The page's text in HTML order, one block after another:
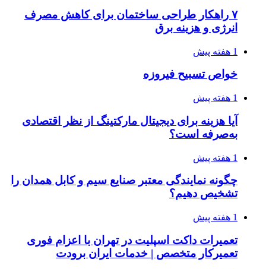
۷ راهکار طراحی ساختمان برای کاهش مصرف
انرژی و هزینه برق
1 هفته پیش
خواص تسبیح فیروزه
1 هفته پیش
آیا هزینه برای دیجیتال مارکتینگ از نظر اقتصادی
به‌صرفه است؟
1 هفته پیش
چگونه نمایندگی معتبر صنایع سیم و کابل همدان را
تشخیص دهیم؟
1 هفته پیش
تعمیرات داکت اسپلیت در تهران با اعزام فوری
تعمیرکار متخصص | خدمات ایران برودت